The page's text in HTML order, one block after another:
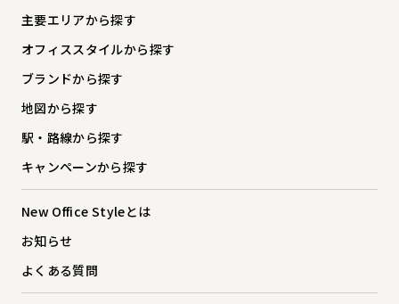
主要エリアから探す
オフィススタイルから探す
ブランドから探す
地図から探す
駅・路線から探す
キャンペーンから探す
New Office Styleとは
お知らせ
よくある質問